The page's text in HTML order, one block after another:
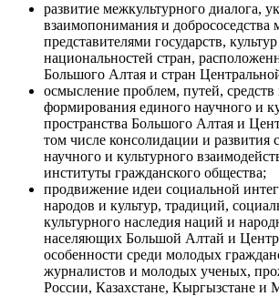
развитие межкультурного диалога,
взаимопонимания и добрососедства
представителями государств,
национальностей стран,
Большого Алтая и стран
осмысление проблем, путей, средств
формирования единого научного и
пространства Большого Алтая и
том числе консолидации и развития
научного и культурного
институты гражданского общества;
продвижение идеи социальной
народов и культур, традиций,
культурного наследия наций и
населяющих Большой Алтай и
особенности среди молодых
журналистов и молодых ученых,
России, Казахстане, Кыргызстане и